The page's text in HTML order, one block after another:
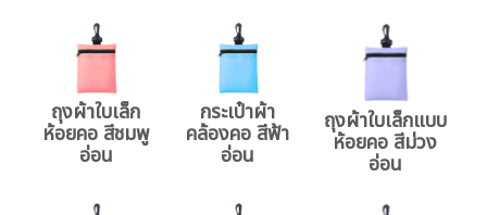
ถุงผ้าใบเล็ก
ห้อยคอ สีชมพู
อ่อน
กระเป๋าผ้า
คล้องคอ สีฟ้า
อ่อน
ถุงผ้าใบเล็กแบบ
ห้อยคอ สีม่วง
อ่อน